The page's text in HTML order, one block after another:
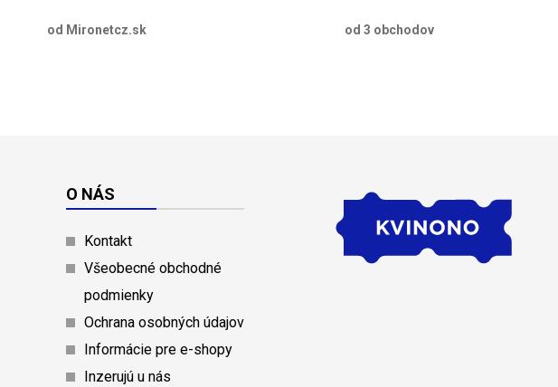
od Mironetcz.sk od 3 obchodov
O NÁS
Kontakt
Všeobecné obchodné
podmienky
Ochrana osobných údajov
Informácie pre e-shopy
Inzerujú u nás